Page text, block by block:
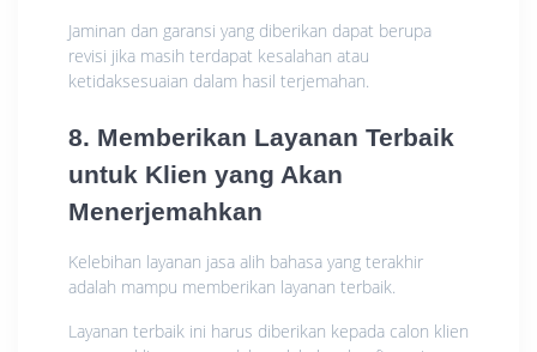
Jaminan dan garansi yang diberikan dapat berupa
revisi jika masih terdapat kesalahan atau
ketidaksesuaian dalam hasil terjemahan.
8. Memberikan Layanan Terbaik
untuk Klien yang Akan
Menerjemahkan
Kelebihan layanan jasa alih bahasa yang terakhir
adalah mampu memberikan layanan terbaik.
Layanan terbaik ini harus diberikan kepada calon klien